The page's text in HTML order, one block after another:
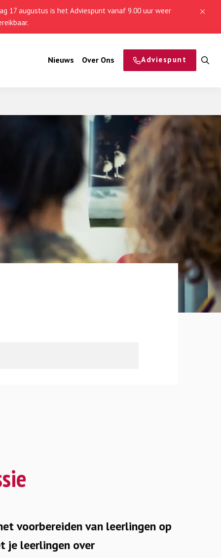
17 augustus is het Adviespunt vanaf 9.00 uur weer
Nieuws Over Ons Adviespunt
voorbereiden van leerlingen op
je leerlingen over